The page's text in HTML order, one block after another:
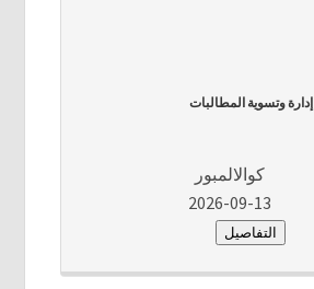
إدارة وتسوية المطالبات
كوالالمبور
2026-09-13
التفاصيل